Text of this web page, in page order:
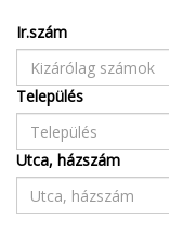
Ir.szám
Település
Utca, házszám